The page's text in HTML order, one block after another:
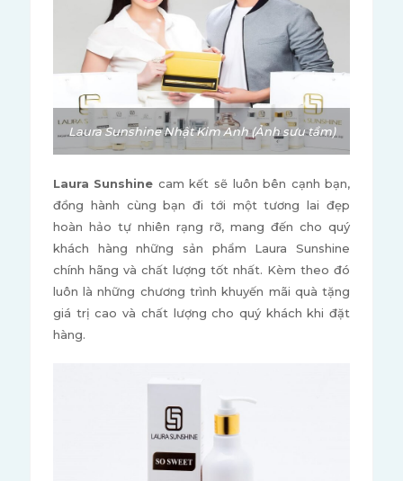
Laura Sunshine Nhật Kim Anh (Ảnh sưu tầm)
Laura Sunshine cam kết sẽ luôn bên cạnh bạn,
đồng hành cùng bạn đi tới một tương lai đẹp
hoàn hảo tự nhiên rạng rỡ, mang đến cho quý
khách hàng những sản phẩm Laura Sunshine
chính hãng và chất lượng tốt nhất. Kèm theo đó
luôn là những chương trình khuyến mãi quà tặng
giá trị cao và chất lượng cho quý khách khi đặt
hàng.